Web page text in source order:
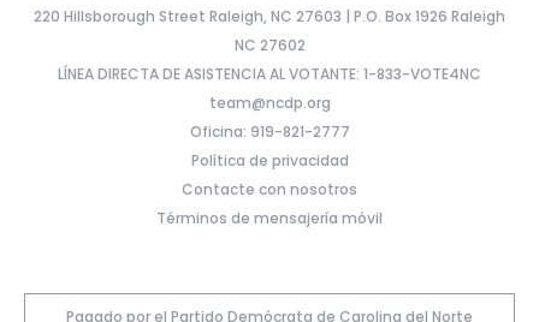
220 Hillsborough Street Raleigh, NC 27603 | P.O. Box 1926 Raleigh
NC 27602
LÍNEA DIRECTA DE ASISTENCIA AL VOTANTE: 1-833-VOTE4NC
team@ncdp.org
Oficina: 919-821-2777
Política de privacidad
Contacte con nosotros
Términos de mensajería móvil
Pagado por el Partido Demócrata de Carolina del Norte